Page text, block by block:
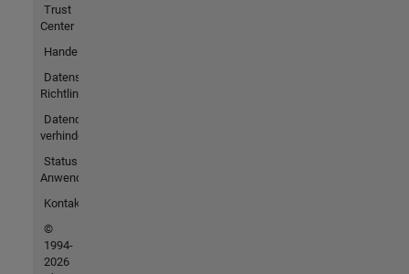
Trust
Center
Handelsmarken
Datenschutz-
Richtlinien
Datendiebstahl
verhindern
Status von
Anwendungen
Kontakt
©
1994-
2026